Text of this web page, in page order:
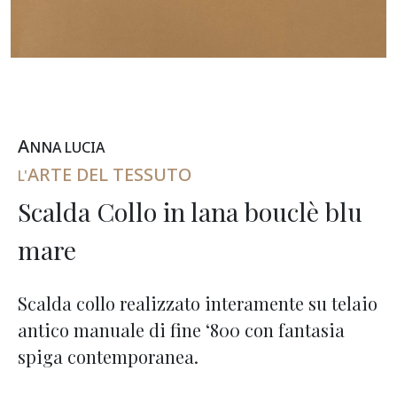
ANNALUCIA
L'ARTE DEL TESSUTO
Scalda Collo in lana bouclè blu
mare
Scalda collo realizzato interamente su telaio
antico manuale di fine ‘800 con fantasia
spiga contemporanea.